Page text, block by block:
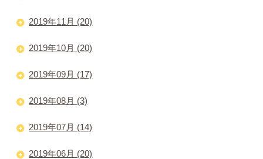
2019年11月 (20)
2019年10月 (20)
2019年09月 (17)
2019年08月 (3)
2019年07月 (14)
2019年06月 (20)